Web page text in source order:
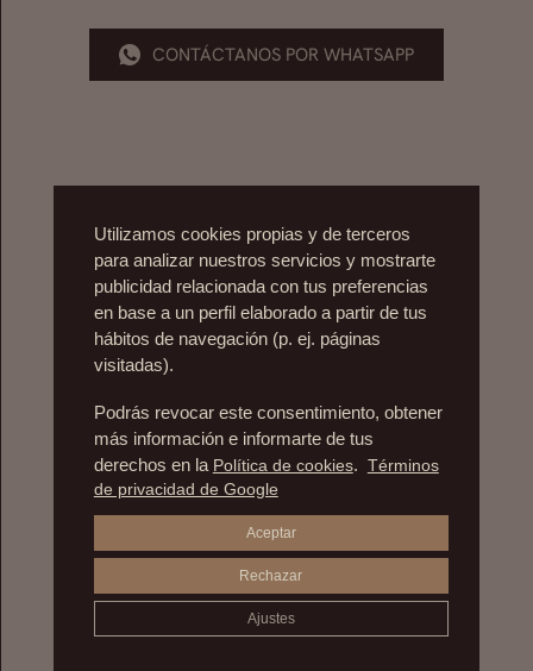
CONTÁCTANOS POR WHATSAPP
Utilizamos cookies propias y de terceros
para analizar nuestros servicios y mostrarte
publicidad relacionada con tus preferencias
en base a un perfil elaborado a partir de tus
hábitos de navegación (p. ej. páginas
visitadas).
Podrás revocar este consentimiento, obtener
más información e informarte de tus
derechos en la Política de cookies. Términos
de privacidad de Google
Aceptar
Rechazar
Ajustes